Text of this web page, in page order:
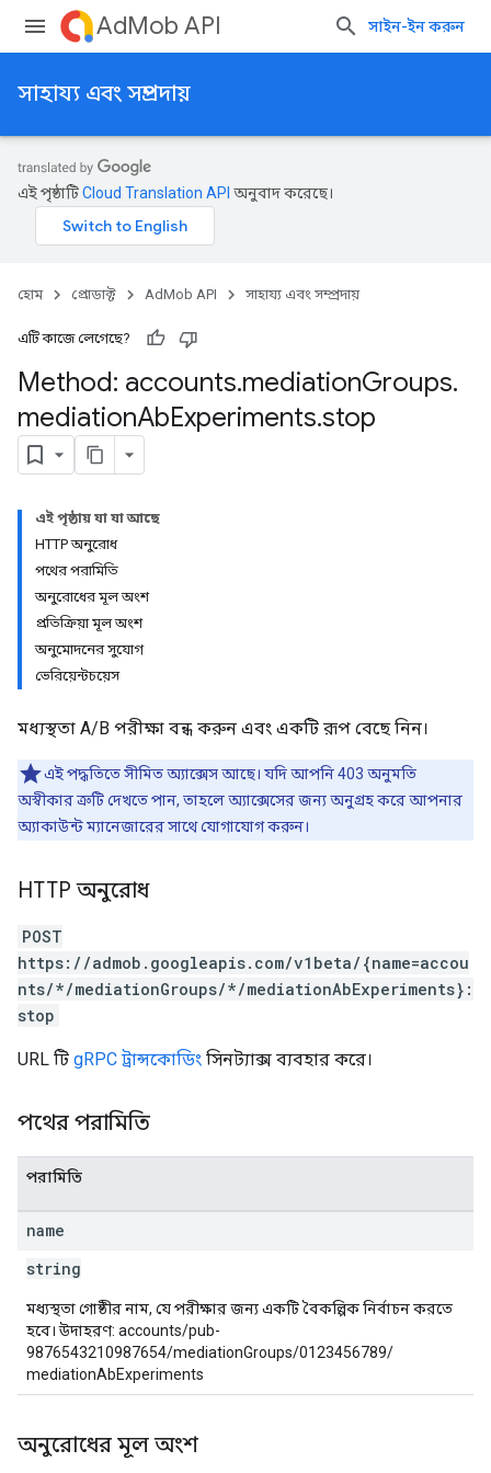
AdMob API সাইন-ইন করুন
সাহায্য এবং সম্প্রদায়
এই পৃষ্ঠাটিCloud Translation API অনুবাদ করেছে।
হোম প্রোডাক্ট AdMob API সাহায্য এবং সম্প্রদায়
এটি কাজে লেগেছে?
Method: accounts.mediationGroups.
mediationAbExperiments.stop
এই পৃষ্ঠায় যা যা আছে
HTTP অনুরোধ
পথের পরামিতি
অনুরোধের মূল অংশ
প্রতিক্রিয়া মূল অংশ
অনুমোদনের সুযোগ
ভেরিয়েন্টচয়েস
মধ্যস্থতা A/B পরীক্ষা বন্ধ করুন এবং একটি রূপ বেছে নিন।
এই পদ্ধতিতে সীমিত অ্যাক্সেস আছে। যদি আপনি 403 অনুমতি
অস্বীকার ত্রুটি দেখতে পান, তাহলে অ্যাক্সেসের জন্য অনুগ্রহ করে আপনার
অ্যাকাউন্ট ম্যানেজারের সাথে যোগাযোগ করুন।
HTTP অনুরোধ
POST
https://admob.googleapis.com/v1beta/{name=accou
nts/*/mediationGroups/*/mediationAbExperiments}:
stop
URL টি gRPC ট্রান্সকোডিং সিনট্যাক্স ব্যবহার করে।
পথের পরামিতি
পরামিতি
name
string
মধ্যস্থতা গোষ্ঠীর নাম, যে পরীক্ষার জন্য একটি বৈকল্পিক নির্বাচন করতে
হবে। উদাহরণ: accounts/pub-
9876543210987654/mediationGroups/0123456789/
mediationAbExperiments
অনুরোধের মূল অংশ